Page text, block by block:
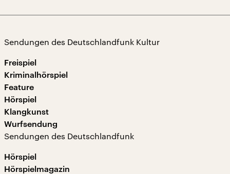
Sendungen des Deutschlandfunk Kultur
Freispiel
Kriminalhörspiel
Feature
Hörspiel
Klangkunst
Wurfsendung
Sendungen des Deutschlandfunk
Hörspiel
Hörspielmagazin